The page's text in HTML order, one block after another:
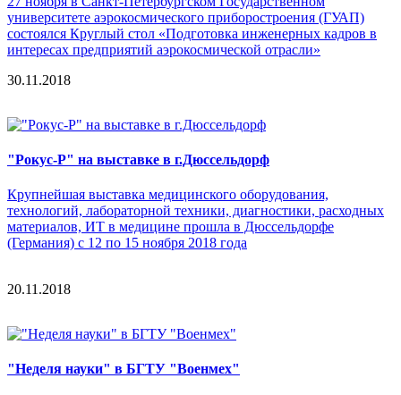
университете аэрокосмического приборостроения (ГУАП)
состоялся Круглый стол «Подготовка инженерных кадров в
интересах предприятий аэрокосмической отрасли»
30.11.2018
"Рокус-Р" на выставке в г.Дюссельдорф
Крупнейшая выставка медицинского оборудования,
технологий, лабораторной техники, диагностики, расходных
материалов, ИТ в медицине прошла в Дюссельдорфе
(Германия) с 12 по 15 ноября 2018 года
20.11.2018
"Неделя науки" в БГТУ "Военмех"